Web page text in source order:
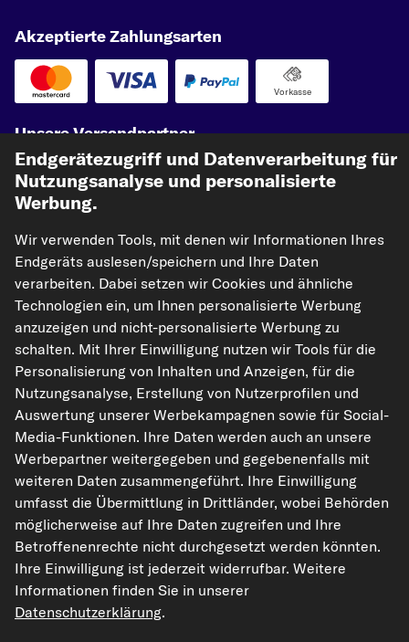
Akzeptierte Zahlungsarten
Vorkasse
Unsere Versandpartner
kfzteile24.de carpardoo.nl
carpardoo.fr
carpardoo.dk
Die hier dargestellten Daten, insbesondere die gesamte Datenbank, dürfen
nicht vervielfältigt werden. Die Vervielfältigung und Verbreitung der Daten und
der Datenbank ohne vorherige Einwilligung von TecAlliance und/oder die
Einbeziehung Dritter in solche Aktivitäten ist streng verboten. Jegliche
unautorisierte Nutzung von Inhalten stellt eine Verletzung des Urheberrechts
dar und kann rechtliche Schritte nach sich ziehen.
Vertrag widerrufen
© 2026 kfzteile24 GmbH - Alle Rechte vorbehalten.
Endgerätezugriff und Datenverarbeitung für
Nutzungsanalyse und personalisierte
Werbung.
Wir verwenden Tools, mit denen wir Informationen Ihres
Endgeräts auslesen/speichern und Ihre Daten
verarbeiten. Dabei setzen wir Cookies und ähnliche
Technologien ein, um Ihnen personalisierte Werbung
anzuzeigen und nicht-personalisierte Werbung zu
schalten. Mit Ihrer Einwilligung nutzen wir Tools für die
Personalisierung von Inhalten und Anzeigen, für die
Nutzungsanalyse, Erstellung von Nutzerprofilen und
Auswertung unserer Werbekampagnen sowie für Social-
Media-Funktionen. Ihre Daten werden auch an unsere
Werbepartner weitergegeben und gegebenenfalls mit
weiteren Daten zusammengeführt. Ihre Einwilligung
umfasst die Übermittlung in Drittländer, wobei Behörden
möglicherweise auf Ihre Daten zugreifen und Ihre
Betroffenenrechte nicht durchgesetzt werden könnten.
Ihre Einwilligung ist jederzeit widerrufbar. Weitere
Informationen finden Sie in unserer
Datenschutzerklärung.